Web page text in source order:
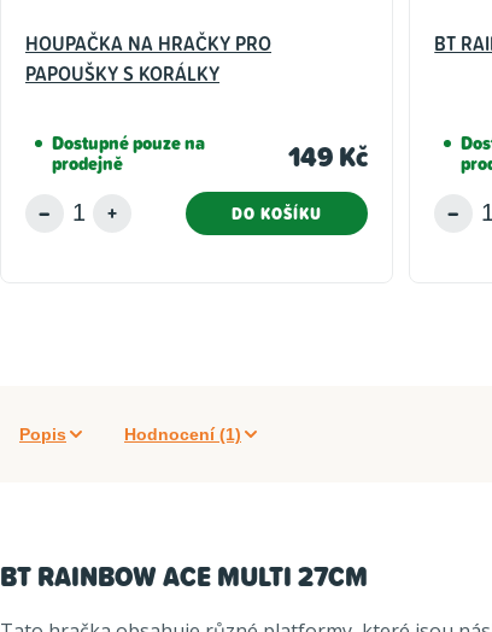
HOUPAČKA NA HRAČKY PRO
PAPOUŠKY S KORÁLKY
Dostupné pouze na
prodejně 149 Kč
DO KOŠÍKU
BT
Popis Hodnocení (1)
BT RAINBOW ACE MULTI 27CM